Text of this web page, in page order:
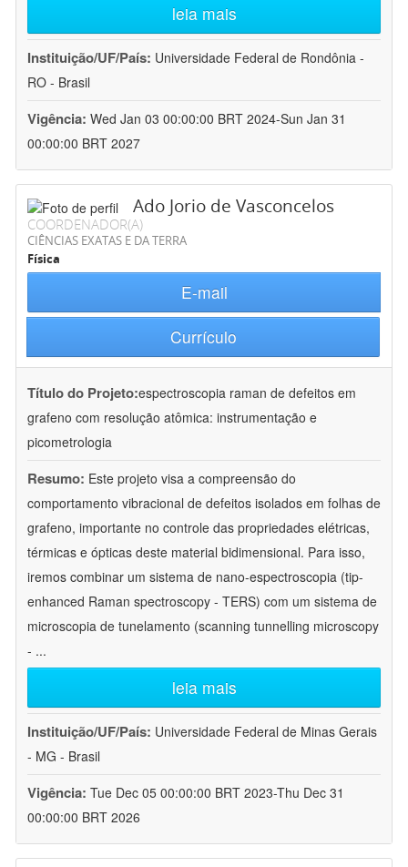
leia mais
Instituição/UF/País: Universidade Federal de Rondônia -
RO - Brasil
Vigência: Wed Jan 03 00:00:00 BRT 2024-Sun Jan 31
00:00:00 BRT 2027
Ado Jorio de Vasconcelos
COORDENADOR(A)
CIÊNCIAS EXATAS E DA TERRA
Física
E-mail
Currículo
Título do Projeto:espectroscopia raman de defeitos em
grafeno com resolução atômica: instrumentação e
picometrologia
Resumo: Este projeto visa a compreensão do
comportamento vibracional de defeitos isolados em folhas de
grafeno, importante no controle das propriedades elétricas,
térmicas e ópticas deste material bidimensional. Para isso,
iremos combinar um sistema de nano-espectroscopia (tip-
enhanced Raman spectroscopy - TERS) com um sistema de
microscopia de tunelamento (scanning tunnelling microscopy
- ...
leia mais
Instituição/UF/País: Universidade Federal de Minas Gerais
- MG - Brasil
Vigência: Tue Dec 05 00:00:00 BRT 2023-Thu Dec 31
00:00:00 BRT 2026